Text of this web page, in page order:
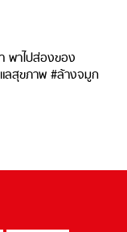
พาไปส่องของ
ลสุขภาพ #ล้างจมูก